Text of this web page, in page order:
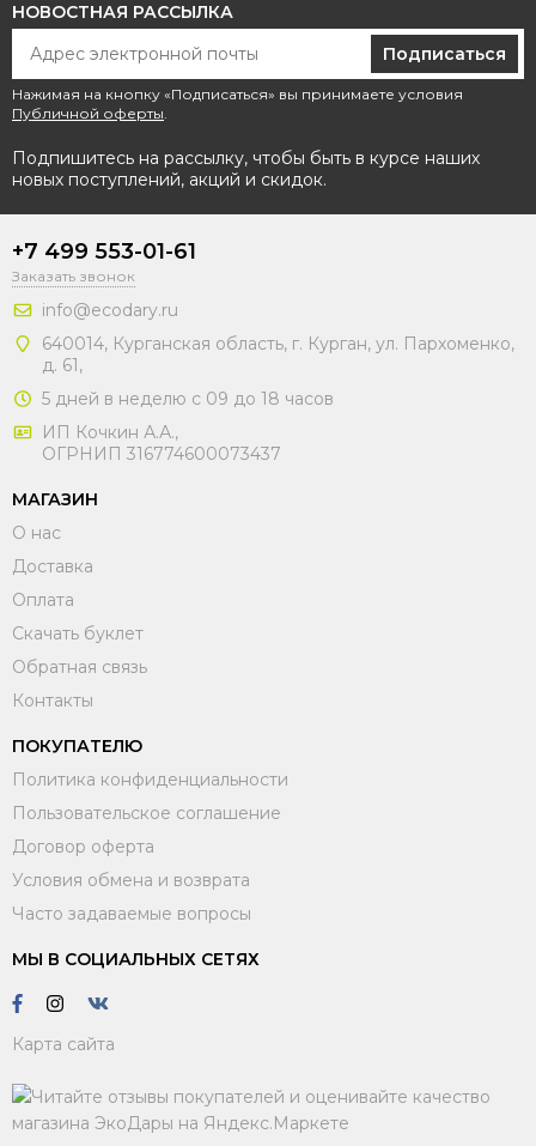
НОВОСТНАЯ РАССЫЛКА
Подписаться
Нажимая на кнопку «Подписаться» вы принимаете условия
Публичной оферты.
Подпишитесь на рассылку, чтобы быть в курсе наших
новых поступлений, акций и скидок.
+7 499 553-01-61
Заказать звонок
info@ecodary.ru
640014, Курганская область, г. Курган, ул. Пархоменко,
д. 61,
5 дней в неделю с 09 до 18 часов
ИП Кочкин А.А.,
ОГРНИП 316774600073437
МАГАЗИН
О нас
Доставка
Оплата
Скачать буклет
Обратная связь
Контакты
ПОКУПАТЕЛЮ
Политика конфиденциальности
Пользовательское соглашение
Договор оферта
Условия обмена и возврата
Часто задаваемые вопросы
МЫ В СОЦИАЛЬНЫХ СЕТЯХ
Карта сайта